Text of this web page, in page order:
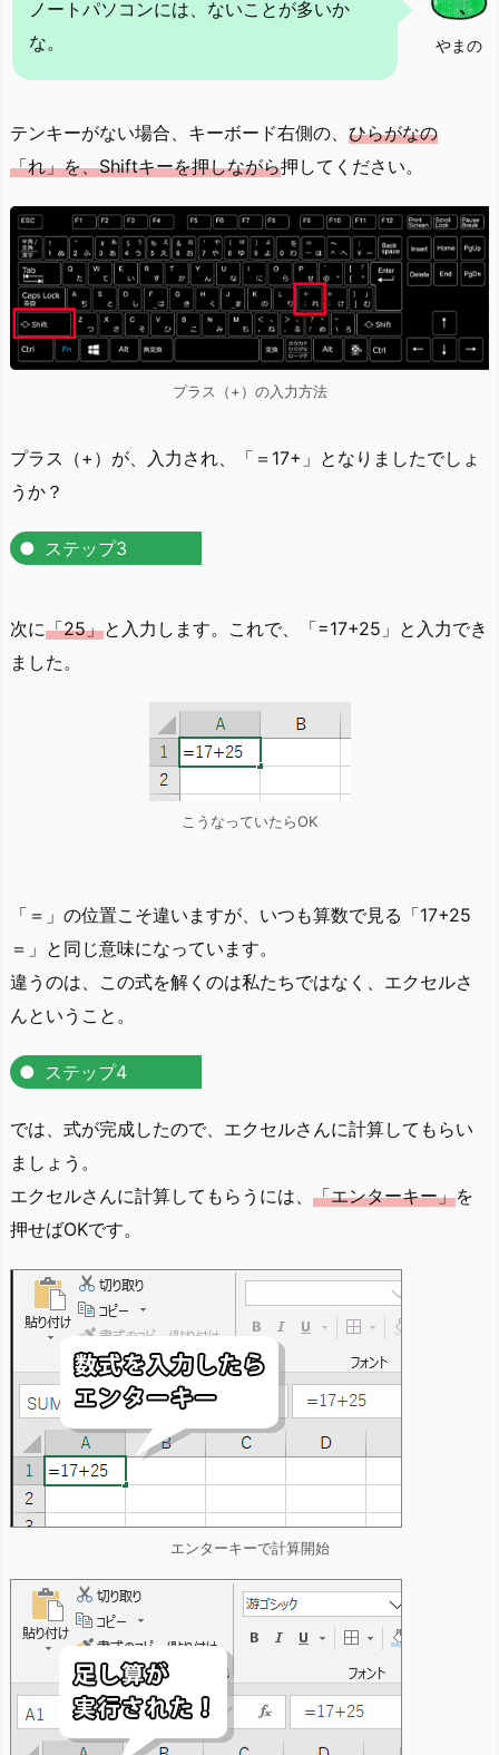
やまの
ノートパソコンには、ないことが多いか
な。
テンキーがない場合、キーボード右側の、 ひらがなの
「れ」を、Shiftキーを押しながら押してください。
プラス（+）の入力方法
プラス（+）が、入力され、「＝17+」となりましたでしょ
うか？
ステップ3
次に「25」と入力します。これで、「=17+25」と入力でき
ました。
こうなっていたらOK
「＝」の位置こそ違いますが、いつも算数で見る「17+25
＝」と同じ意味になっています。
違うのは、この式を解くのは私たちではなく、エクセルさ
んということ。
ステップ4
では、式が完成したので、エクセルさんに計算してもらい
ましょう。
エクセルさんに計算してもらうには、 「エンターキー」を
押せばOKです。
エンターキーで計算開始